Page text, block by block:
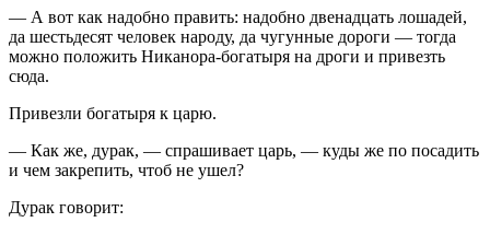
— А вот как надобно править: надобно двенадцать лошадей,
да шестьдесят человек народу, да чугунные дороги — тогда
можно положить Никанора-богатыря на дроги и привезть
сюда.
Привезли богатыря к царю.
— Как же, дурак, — спрашивает царь, — куды же по посадить
и чем закрепить, чтоб не ушел?
Дурак говорит: